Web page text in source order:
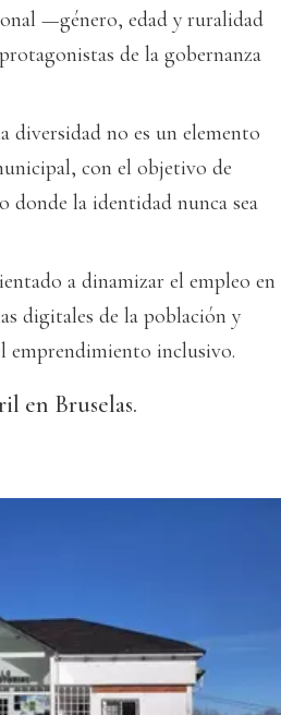
—género, edad y ruralidad
de la gobernanza
diversidad no es un elemento
con el objetivo de
donde la identidad nunca sea
a dinamizar el empleo en
digitales de la población y
emprendimiento inclusivo.
en Bruselas.